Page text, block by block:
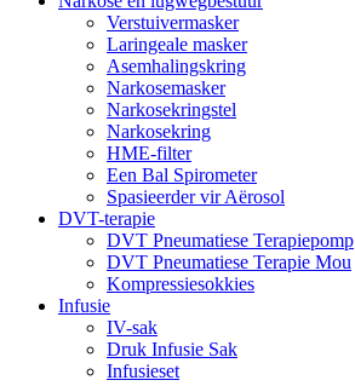
Verstuivermasker
Laringeale masker
Asemhalingskring
Narkosemasker
Narkosekringstel
Narkosekring
HME-filter
Een Bal Spirometer
Spasieerder vir Aërosol
DVT-terapie
DVT Pneumatiese Terapiepomp
DVT Pneumatiese Terapie Mou
Kompressiesokkies
Infusie
IV-sak
Druk Infusie Sak
Infusieset